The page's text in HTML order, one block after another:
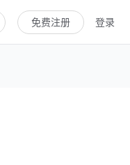
免费注册 登录